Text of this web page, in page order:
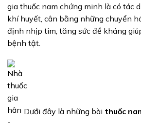
gia thuốc nam chứng minh là có tác
khí huyết, cân bằng những chuyển
định nhịp tim, tăng sức đề kháng
bệnh tật.
Dưới đây là những bài thuốc